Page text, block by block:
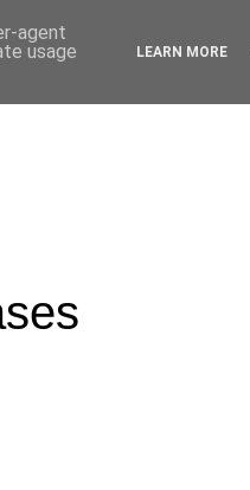
agent
usage
LEARN MORE